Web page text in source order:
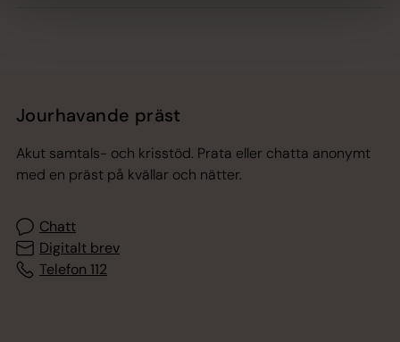
Jourhavande präst
Akut samtals- och krisstöd. Prata eller chatta anonymt
med en präst på kvällar och nätter.
Chatt
Digitalt brev
Telefon 112